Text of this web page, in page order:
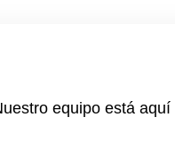
equipo está